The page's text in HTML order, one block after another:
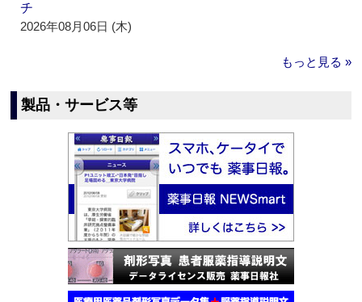
チ
2026年08月06日 (木)
もっと見る »
製品・サービス等